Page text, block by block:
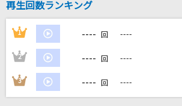
米津玄師
もっと見る
カラオケ最新情報をチェック！
再生回数ランキング
1 ---- 回 ----
2 ---- 回 ----
3 ---- 回 ----